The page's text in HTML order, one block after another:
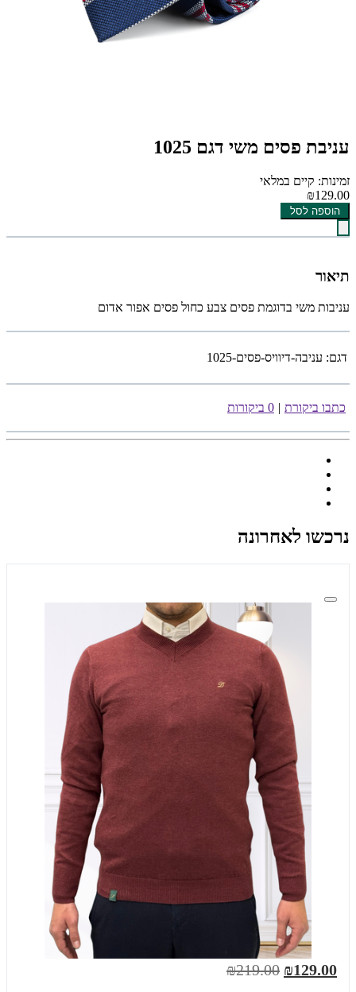
עניבת פסים משי דגם 1025
זמינות: קיים במלאי
₪129.00
הוספה לסל
תיאור
עניבות משי בדוגמת פסים צבע כחול פסים אפור אדום
דגם: עניבה-דיוויס-פסים-1025
כתבו ביקורת | 0 ביקורות
נרכשו לאחרונה
₪129.00
₪219.00